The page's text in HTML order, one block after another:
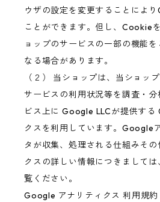
ウザの設定を変更することによ
ことができます。但し、Cookie
ョップのサービスの一部の機能を
なる場合があります。
（２） 当ショップは、当ショッ
サービスの利用状況等を調査・
ビス上に Google LLCが提供する
クスを利用しています。Google
タが収集、処理される仕組みそ
クスの詳しい情報につきまして
覧ください。
Google アナリティクス 利用規約